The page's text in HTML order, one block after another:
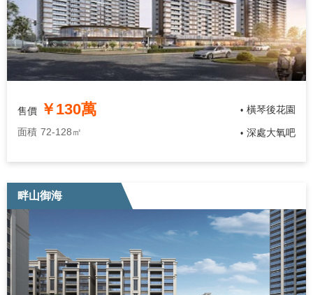
售價 ￥130萬
面積 72-128㎡
• 橫琴後花園
• 深處大氧吧
畔山御海